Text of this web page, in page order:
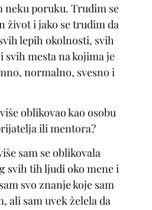
neku poruku. Trudim se
život i jako se trudim da
lepih okolnosti, svih
svih mesta na kojima je
normalno, svesno i
oblikovao kao osobu
ili mentora?
sam se oblikovala
svih tih ljudi oko mene i
svo znanje koje sam
ali sam uvek želela da